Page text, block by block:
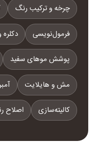
چرخه و ترکیب رنگ
فرمول‌نویسی
پوشش موهای سفید
مش و هایلایت
کالیته‌سازی اصلاح